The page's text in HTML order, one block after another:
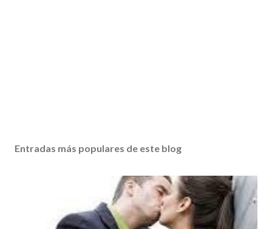
Entradas más populares de este blog